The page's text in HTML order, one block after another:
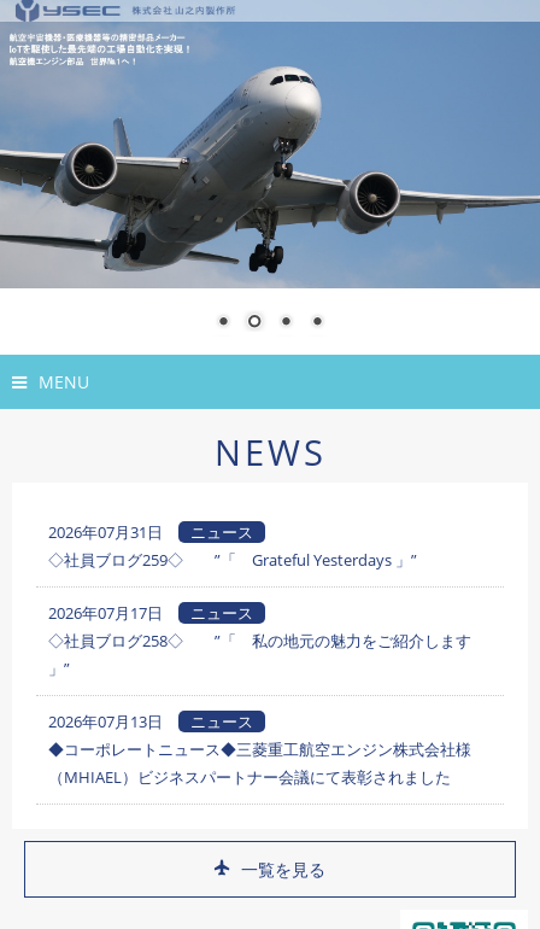
MENU
NEWS
2026年07月31日
ニュース
◇社員ブログ259◇ ”「 Grateful Yesterdays 」”
2026年07月17日
ニュース
◇社員ブログ258◇ ”「 私の地元の魅力をご紹介します
」”
2026年07月13日
ニュース
◆コーポレートニュース◆三菱重工航空エンジン株式会社様
（MHIAEL）ビジネスパートナー会議にて表彰されました
一覧を見る